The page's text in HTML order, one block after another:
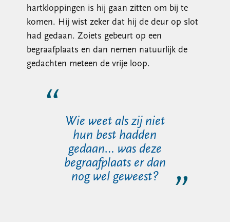
hartkloppingen is hij gaan zitten om bij te
komen. Hij wist zeker dat hij de deur op slot
had gedaan. Zoiets gebeurt op een
begraafplaats en dan nemen natuurlijk de
gedachten meteen de vrije loop.
Wie weet als zij niet
hun best hadden
gedaan… was deze
begraafplaats er dan
nog wel geweest?